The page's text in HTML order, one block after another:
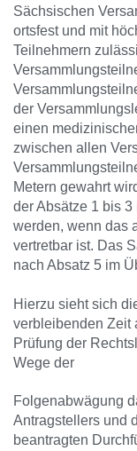
Sächsischen
ortsfest und mit
Teilnehmern
der
einen
zwischen allen
Metern gewahrt
der Absätze 1 bis
werden, wenn das
vertretbar ist. Das
nach Absatz 5 im
Hierzu sieht sich
verbleibenden Zeit
Prüfung der
Wege der
Folgenabwägung
Antragstellers und
beantragten